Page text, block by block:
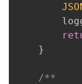
}
/**